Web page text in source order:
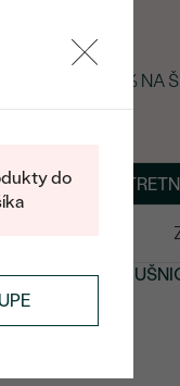
FRIDAY: −25 %
DOHODNÚŤ
STRIEBORNÉ
do